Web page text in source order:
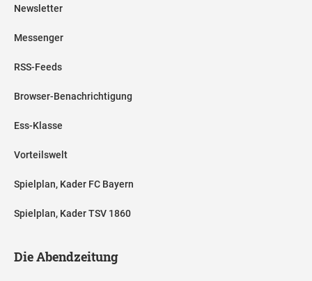
Newsletter
Messenger
RSS-Feeds
Browser-Benachrichtigung
Ess-Klasse
Vorteilswelt
Spielplan, Kader FC Bayern
Spielplan, Kader TSV 1860
Die Abendzeitung